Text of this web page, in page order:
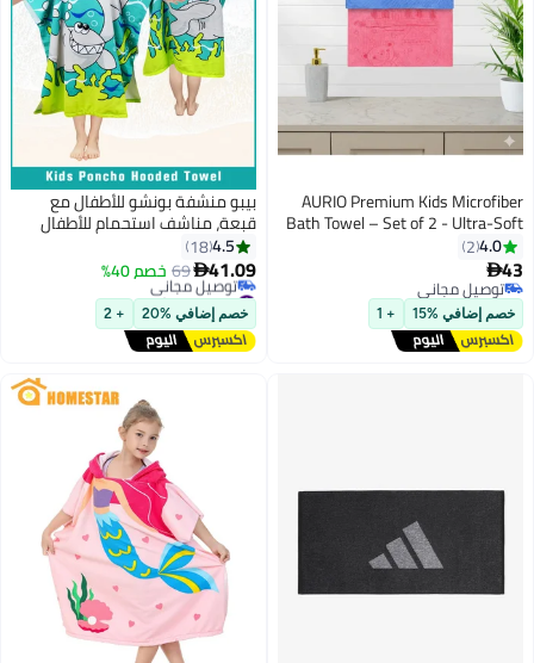
AURIO Premium Kids Microfiber
Bath Towel – Set of 2 - Ultra-Soft
48x85 cm Quick-Dry Shower Towel
for Toddlers & Children – Playful
Bear Pattern, Highly Absorbent,
and Gentler on Skin
4.0
2
43
توصيل مجاني
توصيل مجاني
خصم إضافي %15 + 1
بيبو منشفة بونشو للأطفال مع
قبعة، مناشف استحمام للأطفال
سريعة الجفاف، مناشف شاطئ
للسباحة، روب استحمام للأطفال
فائق النعومة والامتصاص مع قبعة
للأولاد والبنات
4.5
18
41.09
69 خصم 40%
#4 في مناشف حمام الاطفال
أقل سعر في 30 يوم
توصيل مجاني
#4 في مناشف حمام الاطفال
خصم إضافي %20 + 2